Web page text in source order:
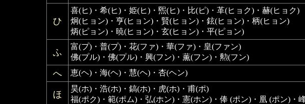
ひ
喜(ヒ)・希(ヒ)・姫(ヒ)・煕(ヒ)・比(ピ)・革(ヒョク)・赫(ヒョク)
炯(ヒョン)・亨(ヒョン)・賢(ヒョン)・鉉(ヒョン)・柄(ヒョン)
炳(ピョン)・暁(ヒョン)・玄(ヒョン)・平(ピョン)
ふ
富(プ)・普(プ)・花(ファ)・華(ファ)・皇(ファン)
佛(プル)・佛(プル)・興(フン)・薫(フン)・勲(フン)
へ 恵(ヘ)・海(ヘ)・慧(ヘ)・杏(ヘン)
ほ
昊(ホ)・浩(ホ)・鎬(ホ)・虎(ホ)・甫(ポ)
福(ポク)・範(ポム)・弘(ホン)・憲(ホン)・俸 (ポン)・凰 (ポン)・